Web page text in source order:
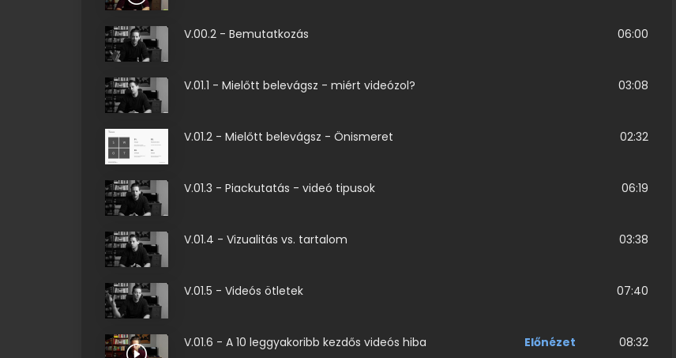
V.00.2 - Bemutatkozás 06:00
V.01.1 - Mielőtt belevágsz - miért videózol? 03:08
V.01.2 - Mielőtt belevágsz - Önismeret 02:32
V.01.3 - Piackutatás - videó tipusok 06:19
V.01.4 - Vizualitás vs. tartalom 03:38
V.01.5 - Videós ötletek 07:40
V.01.6 - A 10 leggyakoribb kezdős videós hiba Előnézet 08:32